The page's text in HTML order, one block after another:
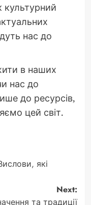
культурний
нас до
в наших
нас до
до ресурсів,
цей світ.
які
Next:
та традиції